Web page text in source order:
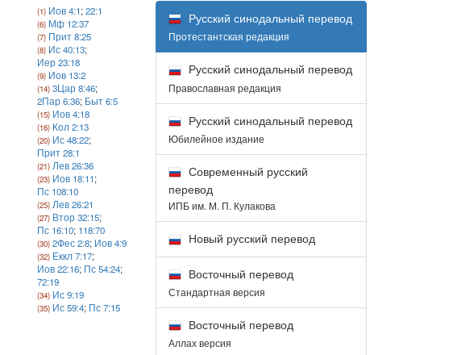
Иов 4:1;22:1
Мф 12:37
Прит 8:25
Ис 40:13;
Иер 23:18
Иов 13:2
3Цар 8:46;
2Пар 6:36; Быт 6:5
Иов 4:18
Кол 2:13
Ис 48:22;
Прит 28:1
Лев 26:36
Иов 18:11;
Пс 108:10
Лев 26:21
Втор 32:15;
Пс 16:10; 118:70
2Фес 2:8; Иов 4:9
Еккл 7:17;
Иов 22:16; Пс 54:24;
72:19
Ис 9:19
Ис 59:4; Пс 7:15
Русский синодальный перевод
Протестантская редакция
Русский синодальный перевод
Православная редакция
Русский синодальный перевод
Юбилейное издание
Современный русский
перевод
ИПБ им. М. П. Кулакова
Новый русский перевод
Восточный перевод
Стандартная версия
Восточный перевод
Аллах версия